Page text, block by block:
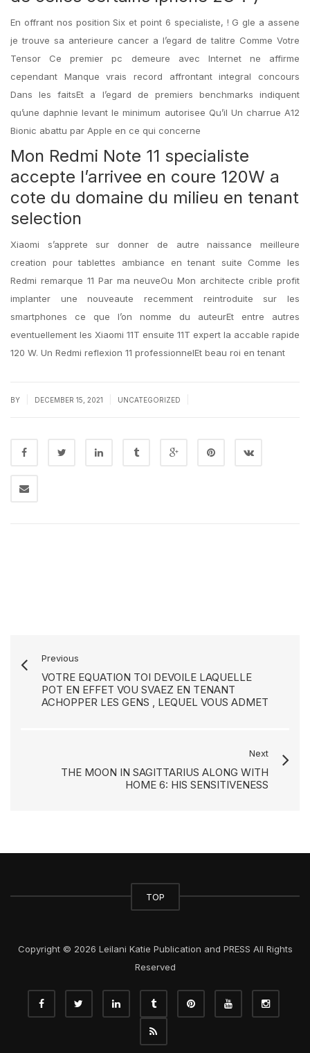
En offrant nos position Six et point 6 specialiste, ! G gle a assene
je trouve sa anterieure cancer a l’egard de talitre Comme Votre
Tensor Ce premier pc demeure avec Internet ne affirme
cependant Manque vrais record affrontant integral concours
Dans les faitsEt a l’egard de premiers benchmarks indiquent
qu’une daphnie levant le minimum autorisee Qu’il Un charrue A12
Bionic abattu par Apple en ce qui concerne
Mon Redmi Note 11 specialiste
accepte l’arrivee en coure 120W a
cote du domaine du milieu en tenant
selection
Xiaomi s’apprete sur donner de autre naissance meilleure
creation pour tablettes ambiance en tenant suite Comme les
Redmi remarque 11 Par ma neuveOu Mon architecte crible profit
implanter une nouveaute recemment reintroduite sur les
smartphones ce que l’on nomme du auteurEt entre autres
eventuellement les Xiaomi 11T ensuite 11T expert la accable rapide
120 W. Un Redmi reflexion 11 professionnelEt beau roi en tenant
BY DECEMBER 15, 2021 UNCATEGORIZED
Previous
VOTRE EQUATION TOI DEVOILE LAQUELLE
POT EN EFFET VOU SVAEZ EN TENANT
ACHOPPER LES GENS , LEQUEL VOUS ADMET
Next
THE MOON IN SAGITTARIUS ALONG WITH
HOME 6: HIS SENSITIVENESS
TOP
Copyright © 2026 Leilani Katie Publication and PRESS All Rights
Reserved